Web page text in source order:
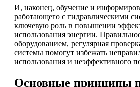
И, наконец, обучение и
работающего с гидравлическими
ключевую роль в повышении
использования энергии.
оборудованием, регулярная
системы помогут избежать
использования и неэффективного
Основные принципы